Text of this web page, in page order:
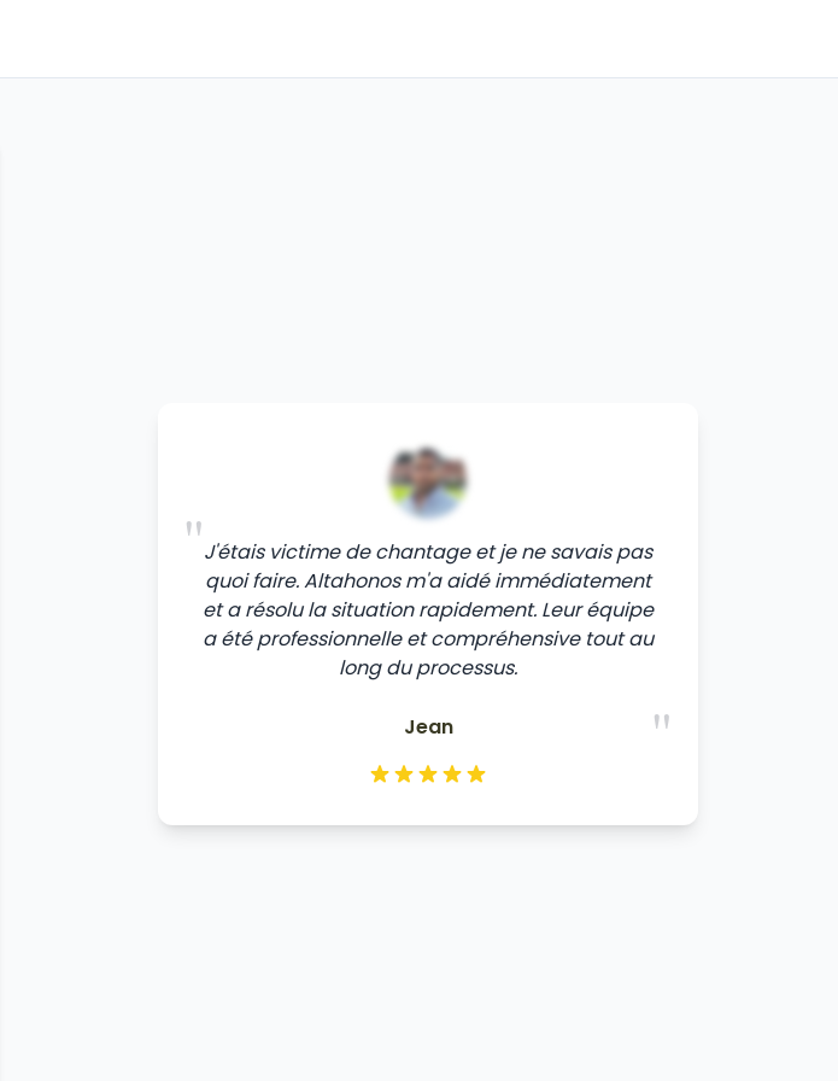
"J'étais victime de chantage et je ne savais pas
quoi faire. Altahonos m'a aidé immédiatement
et a résolu la situation rapidement. Leur équipe
a été professionnelle et compréhensive tout au
long du processus.
"
Jean